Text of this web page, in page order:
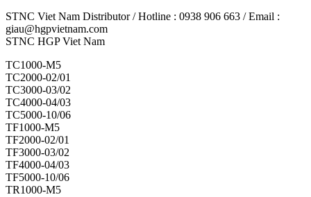
STNC Viet Nam Distributor / Hotline : 0938 906 663 / Email :
giau@hgpvietnam.com
STNC HGP Viet Nam
TC1000-M5
TC2000-02/01
TC3000-03/02
TC4000-04/03
TC5000-10/06
TF1000-M5
TF2000-02/01
TF3000-03/02
TF4000-04/03
TF5000-10/06
TR1000-M5